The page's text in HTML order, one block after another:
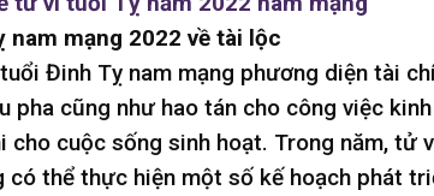
nam mạng 2022 về tài lộc
Đinh Tỵ nam mạng phương diện tài
pha cũng như hao tán cho công việc
cho cuộc sống sinh hoạt. Trong năm, tử
có thể thực hiện một số kế hoạch phát